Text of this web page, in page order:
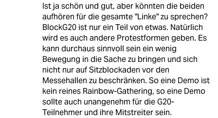
Ist ja schön und gut, aber könnten die beiden
aufhören für die gesamte "Linke" zu sprechen?
BlockG20 ist nur ein Teil von etwas. Natürlich
wird es auch andere Protestformen geben. Es
kann durchaus sinnvoll sein ein wenig
Bewegung in die Sache zu bringen und sich
nicht nur auf Sitzblockaden vor den
Messehallen zu beschränken. So eine Demo ist
kein reines Rainbow-Gathering, so eine Demo
sollte auch unangenehm für die G20-
Teilnehmer und ihre Mitstreiter sein.